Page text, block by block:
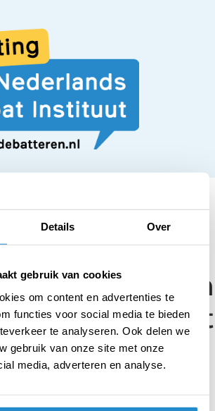
Details Over
gebruik van cookies
om content en advertenties te
functies voor social media te bieden
te analyseren. Ook delen we
gebruik van onze site met onze
media, adverteren en analyse.
scholieren
gratis met het
reizen